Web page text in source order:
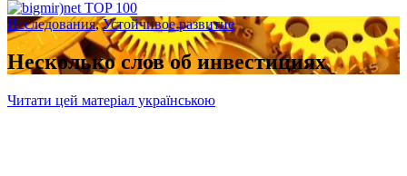
Исследования,Устойчивое развитие
Несколько слов об инвестициях
Читати цей матеріал українською